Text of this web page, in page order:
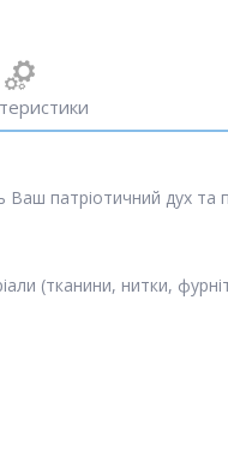
Ваш патріотичний дух та
(тканини, нитки,